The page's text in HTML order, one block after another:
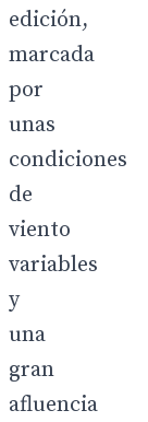
edición,
marcada
por
unas
condiciones
de
viento
variables
y
una
gran
afluencia